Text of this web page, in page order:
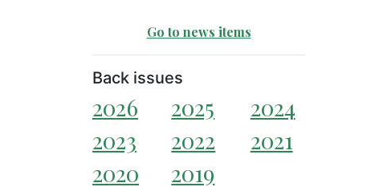
Go to news items
Back issues
2026 2025
2024
2023
2022
2021
2020
2019